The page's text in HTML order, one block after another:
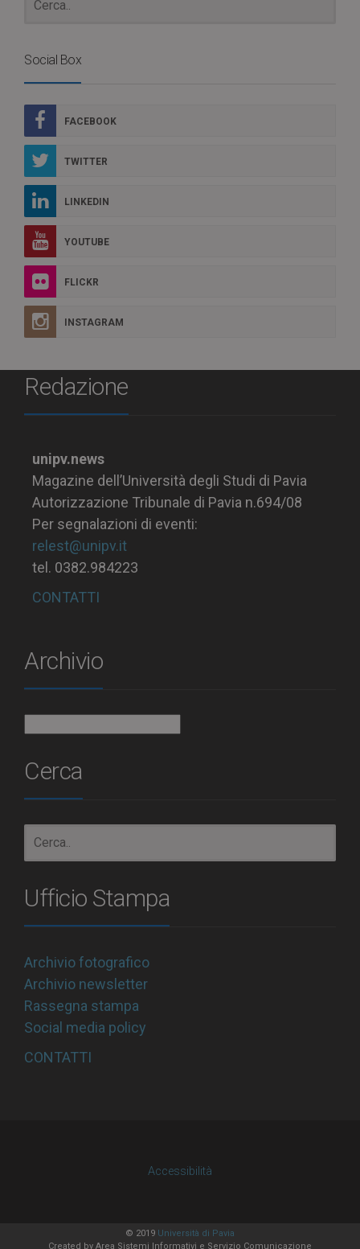
Social Box
FACEBOOK
TWITTER
LINKEDIN
YOUTUBE
FLICKR
INSTAGRAM
Redazione
unipv.news
Magazine dell’Università degli Studi di Pavia
Autorizzazione Tribunale di Pavia n.694/08
Per segnalazioni di eventi:
relest@unipv.it
tel. 0382.984223
CONTATTI
Archivio
Cerca
Ufficio Stampa
Archivio fotografico
Archivio newsletter
Rassegna stampa
Social media policy
CONTATTI
Accessibilità
© 2019 Università di Pavia
Created by Area Sistemi Informativi e Servizio Comunicazione